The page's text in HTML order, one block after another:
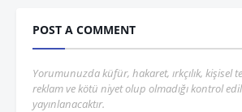
POST A COMMENT
Yorumunuzda küfür, hakaret, ırkçılık, kişisel
reklam ve kötü niyet olup olmadığı kontrol
yayınlanacaktır.